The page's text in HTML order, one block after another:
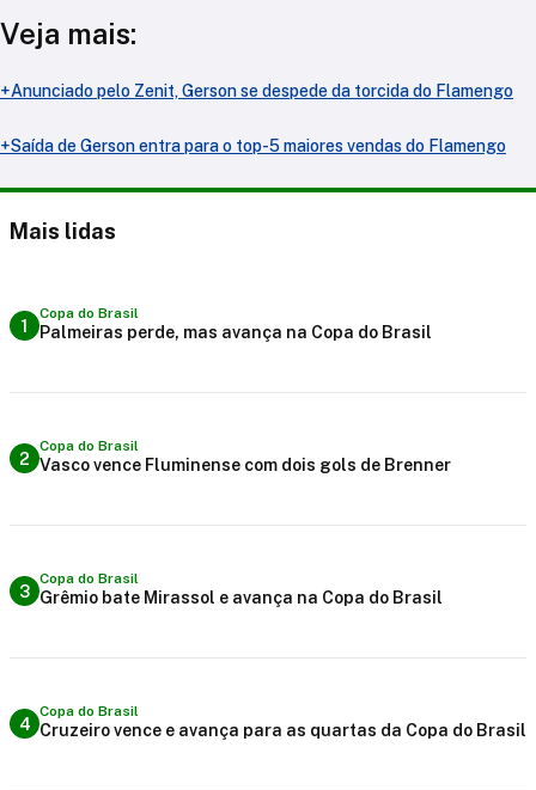
Veja mais:
+Anunciado pelo Zenit, Gerson se despede da torcida do Flamengo
+Saída de Gerson entra para o top-5 maiores vendas do Flamengo
Mais lidas
1
Copa do Brasil
Palmeiras perde, mas avança na Copa do Brasil
2
Copa do Brasil
Vasco vence Fluminense com dois gols de Brenner
3
Copa do Brasil
Grêmio bate Mirassol e avança na Copa do Brasil
4
Copa do Brasil
Cruzeiro vence e avança para as quartas da Copa do Brasil